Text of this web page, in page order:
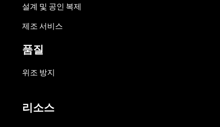
설계 및 공인 복제
제조 서비스
품질
위조 방지
리소스